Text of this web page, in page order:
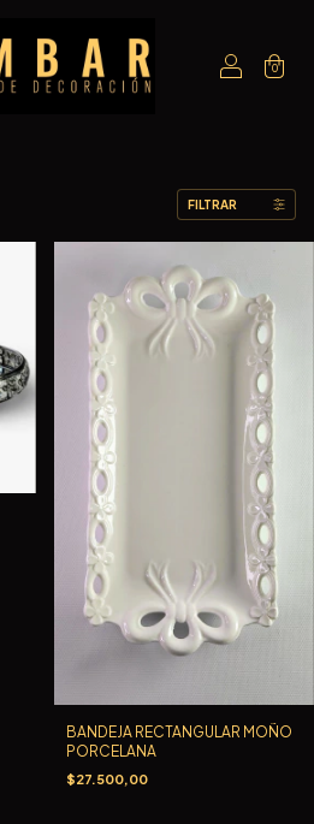
0
FILTRAR
BANDEJA RECTANGULAR MOÑO
PORCELANA
$27.500,00